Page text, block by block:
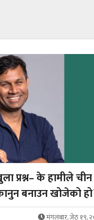
प्रश्न– के हामीले
बनाउन खोजेको
मंगलबार, जेठ १९,